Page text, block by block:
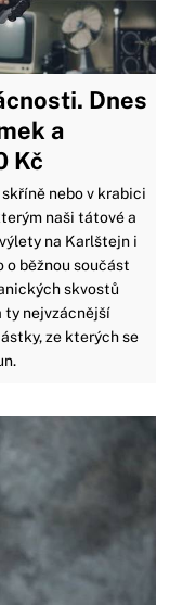
Dnes
a
Kč
nebo v krabici
naši tátové a
na Karlštejn i
o běžnou součást
skvostů
ty nejvzácnější
ze kterých se